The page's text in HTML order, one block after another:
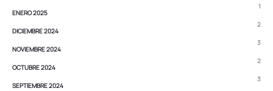
ENERO 2025
1
DICIEMBRE 2024
2
NOVIEMBRE 2024
3
OCTUBRE 2024
2
SEPTIEMBRE 2024
3